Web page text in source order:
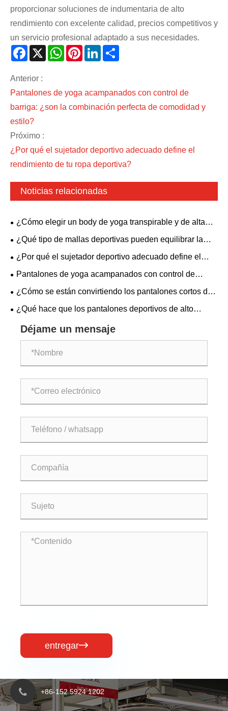
proporcionar soluciones de indumentaria de alto
rendimiento con excelente calidad, precios competitivos y
un servicio profesional adaptado a sus necesidades.
Facebook
X WhatsAppPinterestLinkedIn
Anterior :
Pantalones de yoga acampanados con control de
barriga: ¿son la combinación perfecta de comodidad y
estilo?
Próximo :
¿Por qué el sujetador deportivo adecuado define el
rendimiento de tu ropa deportiva?
Noticias relacionadas
¿Cómo elegir un body de yoga transpirable y de alta
elasticidad? Un estilo sin espalda con sujetador
fitness.
¿Qué tipo de mallas deportivas pueden equilibrar la
comodidad y la estética?
¿Por qué el sujetador deportivo adecuado define el
rendimiento de tu ropa deportiva?
Pantalones de yoga acampanados con control de
barriga: ¿son la combinación perfecta de comodidad y
¿Cómo se están convirtiendo los pantalones cortos de
gimnasia para hombres en una categoría central en la
¿Qué hace que los pantalones deportivos de alto
resultados en el entrenamiento?
Déjame un mensaje
entregar
+86-152 5924 1202